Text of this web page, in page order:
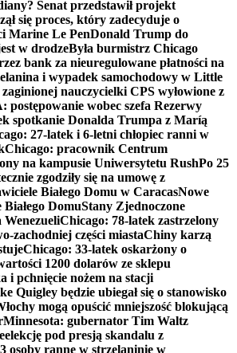
Senat przedstawił projekt
się proces, który zadecyduje o
Marine Le PenDonald Trump do
w drodzeByła burmistrz Chicago
bank za nieuregulowane płatności na
i wypadek samochodowy w Little
zaginionej nauczycielki CPS wyłowione z
postępowanie wobec szefa Rezerwy
spotkanie Donalda Trumpa z Maríą
27-latek i 6-letni chłopiec ranni w
Chicago: pracownik Centrum
na kampusie Uniwersytetu RushPo 25
zgodziły się na umowę z
Białego Domu w CaracasNowe
DomuStany Zjednoczone
WenezueliChicago: 78-latek zastrzelony
zachodniej części miastaChiny karzą
Chicago: 33-latek oskarżony o
1200 dolarów ze sklepu
i pchnięcie nożem na stacji
Quigley będzie ubiegał się o stanowisko
mogą opuścić mniejszość blokującą
Minnesota: gubernator Tim Waltz
pod presją skandalu z
osoby ranne w strzelaninie w